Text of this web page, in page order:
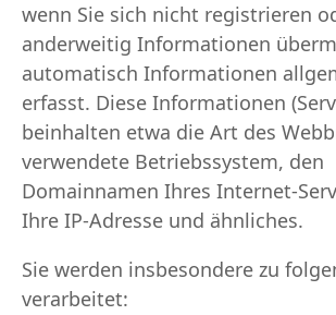
wenn Sie sich nicht registrieren
anderweitig Informationen
automatisch Informationen
erfasst. Diese Informationen
beinhalten etwa die Art des
verwendete Betriebssystem, den
Domainnamen Ihres Internet-
Ihre IP-Adresse und ähnliches.
Sie werden insbesondere zu
verarbeitet: